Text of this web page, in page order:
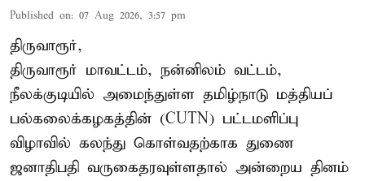
Published on: 07 Aug 2026, 3:57 pm
திருவாரூர்,
திருவாரூர் மாவட்டம், நன்னிலம் வட்டம்,
நீலக்குடியில் அமைந்துள்ள தமிழ்நாடு மத்தியப்
பல்கலைக்கழகத்தின் (CUTN) பட்டமளிப்பு
விழாவில் கலந்து கொள்வதற்காக துணை
ஜனாதிபதி வருகைதரவுள்ளதால் அன்றைய தினம்